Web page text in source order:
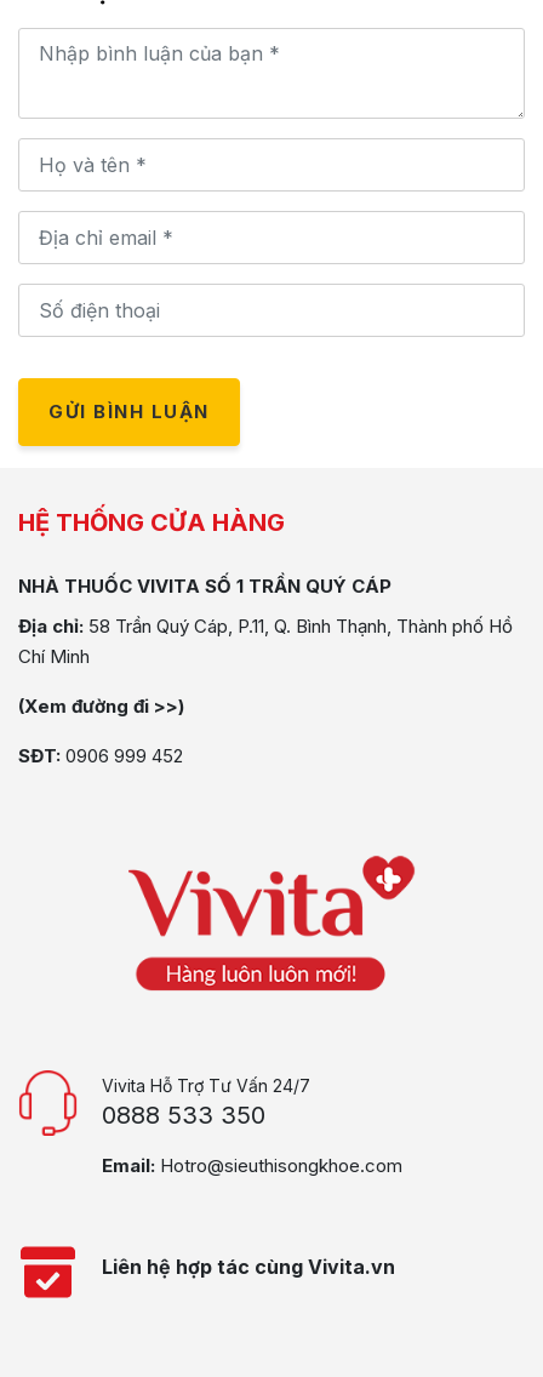
GỬI BÌNH LUẬN
HỆ THỐNG CỬA HÀNG
NHÀ THUỐC VIVITA SỐ 1 TRẦN QUÝ CÁP
Địa chỉ: 58 Trần Quý Cáp, P.11, Q. Bình Thạnh, Thành phố Hồ
Chí Minh
(Xem đường đi >>)
SĐT: 0906 999 452
Vivita Hỗ Trợ Tư Vấn 24/7
0888 533 350
Email: Hotro@sieuthisongkhoe.com
Liên hệ hợp tác cùng Vivita.vn